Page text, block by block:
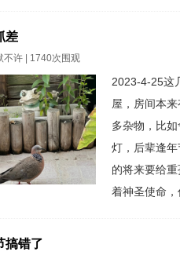
差
不许 | 1740次围观
2023-4-25这
屋，房间本
多杂物，比
灯，后辈逢
的将来要给
着神圣使命
低蹲床底，
搞错了